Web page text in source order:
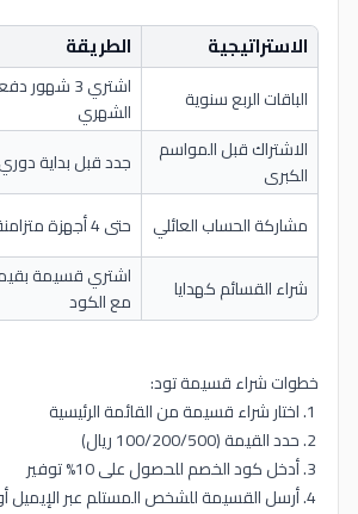
الاستراتيجية الطريقة
الباقات الربع سنوية
اشتري 3
الشهري
الاشتراك قبل المواسم
الكبرى
جدد قبل بداية
مشاركة الحساب العائلي
حتى 4 أجهزة متزامنة
شراء القسائم كهدايا
اشتري قسيمة
مع الكود
خطوات شراء قسيمة تود:
اختار شراء قسيمة من القائمة الرئيسية
حدد القيمة (100/200/500 ريال)
أدخل كود الخصم للحصول على 10% توفير
أرسل القسيمة للشخص المستلم عبر الإيميل